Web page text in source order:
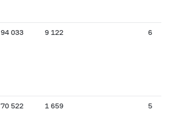
94 033 9 122 6
70 522 1 659 5